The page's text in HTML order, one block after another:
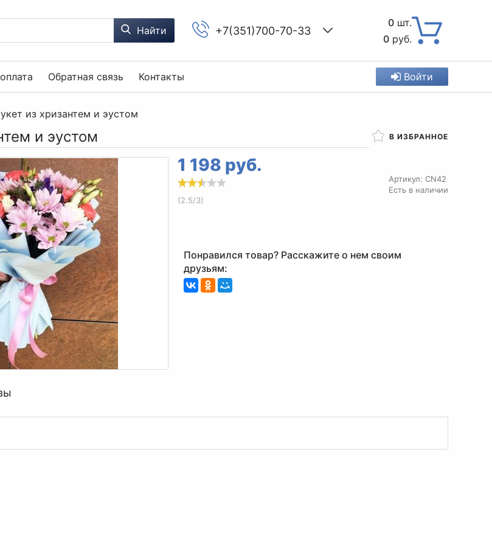
Найти +7(351)700-70-33
0 шт.
0 руб.
Обратная связь Контакты Войти
из хризантем и эустом
В ИЗБРАННОЕ
и эустом
1 198 руб.
(2.5/3)
Артикул: CN42
Есть в наличии
Понравился товар? Расскажите о нем своим
друзьям: